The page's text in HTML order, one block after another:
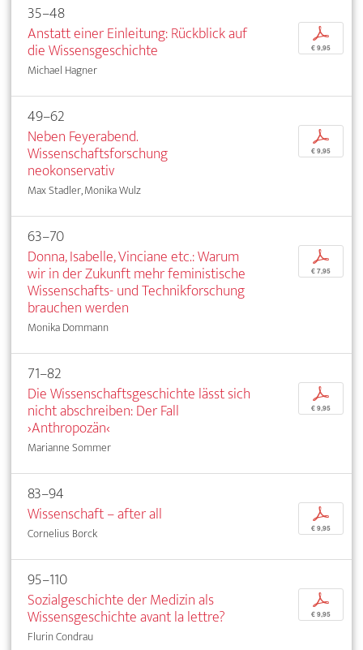
35–48
Anstatt einer Einleitung: Rückblick auf
die Wissensgeschichte
Michael Hagner
p
€ 9,95
49–62
Neben Feyerabend.
Wissenschaftsforschung
neokonservativ
Max Stadler, Monika Wulz
p
€ 9,95
63–70
Donna, Isabelle, Vinciane etc.: Warum
wir in der Zukunft mehr feministische
Wissenschafts- und Technikforschung
brauchen werden
Monika Dommann
p
€ 7,95
71–82
Die Wissenschaftsgeschichte lässt sich
nicht abschreiben: Der Fall
›Anthropozän‹
Marianne Sommer
p
€ 9,95
83–94
Wissenschaft – after all
Cornelius Borck
p
€ 9,95
95–110
Sozialgeschichte der Medizin als
Wissensgeschichte avant la lettre?
Flurin Condrau
p
€ 9,95